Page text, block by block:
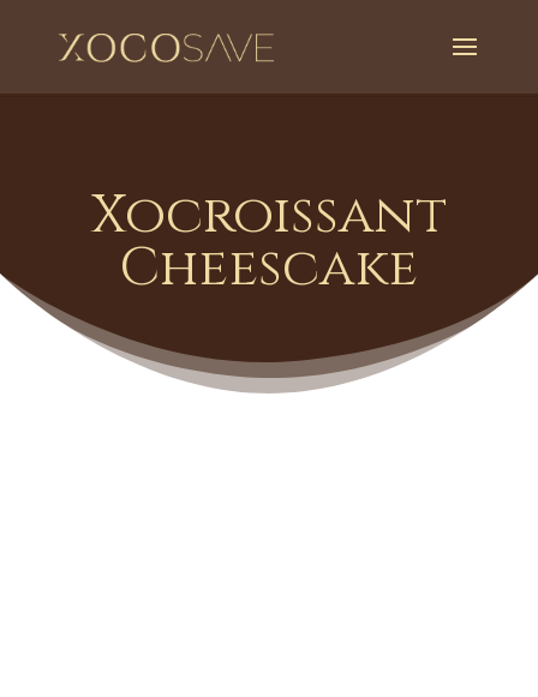
Xocroissant
Cheescake